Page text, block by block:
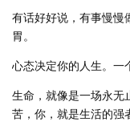
有话好好说，有事慢慢
胃。
心态决定你的人生。一
生命，就像是一场永无
苦，你，就是生活的强